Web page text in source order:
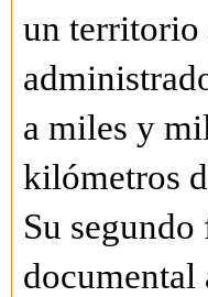
un territorio
a miles y
kilómetros
Su
documental